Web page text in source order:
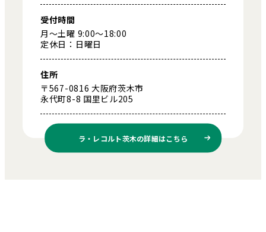
受付時間
月～土曜 9:00～18:00
定休日：日曜日
住所
〒567-0816 大阪府茨木市
永代町8-8 国里ビル205
ラ・レコルト茨木の詳細はこちら